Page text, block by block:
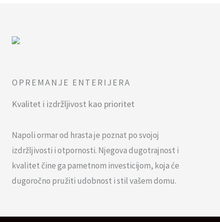
OPREMANJE ENTERIJERA
Kvalitet i izdržljivost kao prioritet
Napoli ormar od hrasta je poznat po svojoj
izdržljivosti i otpornosti. Njegova dugotrajnost i
kvalitet čine ga pametnom investicijom, koja će
dugoročno pružiti udobnost i stil vašem domu.